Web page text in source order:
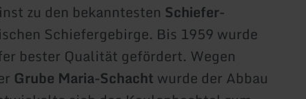
zu den bekanntesten Schiefer-
Schiefergebirge. Bis 1959 wurde
bester Qualität gefördert. Wegen
Grube Maria-Schacht wurde der Abbau